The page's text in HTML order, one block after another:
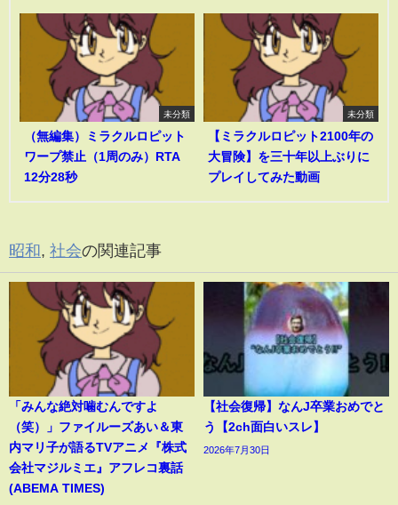
未分類
（無編集）ミラクルロピット
ワープ禁止（1周のみ）RTA
12分28秒
未分類
【ミラクルロピット2100年の
大冒険】を三十年以上ぶりに
プレイしてみた動画
昭和 , 社会の関連記事
「みんな絶対噛むんですよ
（笑）」ファイルーズあい＆東
内マリ子が語るTVアニメ『株式
会社マジルミエ』アフレコ裏話
(ABEMA TIMES)
【社会復帰】なんJ卒業おめでと
う【2ch面白いスレ】
2026年7月30日